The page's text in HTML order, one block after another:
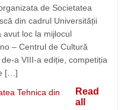
de Societatea
din cadrul Universității
avut loc la mijlocul
– Centrul de Cultură
a VIII-a ediție, competiția
[…]
Tehnica din
Read
all